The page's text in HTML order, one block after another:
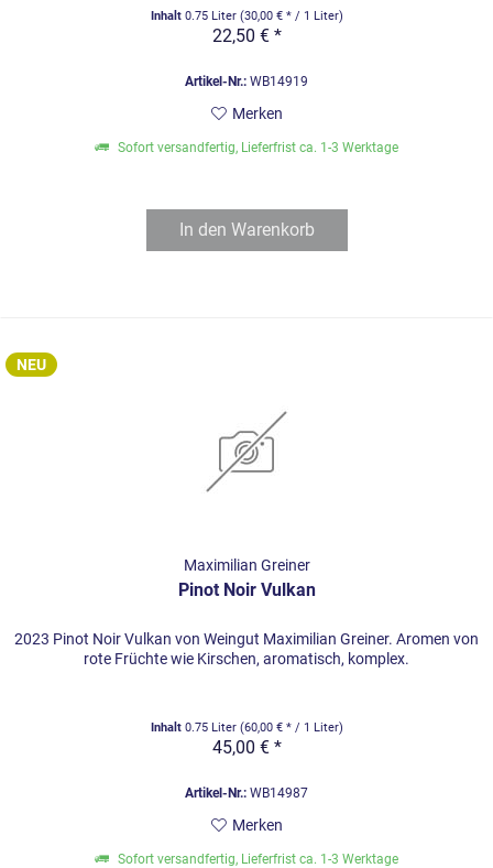
Inhalt 0.75 Liter (30,00 € * / 1 Liter)
22,50 € *
Artikel-Nr.: WB14919
Merken
Sofort versandfertig, Lieferfrist ca. 1-3 Werktage
In den Warenkorb
NEU
Maximilian Greiner
Pinot Noir Vulkan
2023 Pinot Noir Vulkan von Weingut Maximilian Greiner. Aromen von
rote Früchte wie Kirschen, aromatisch, komplex.
Inhalt 0.75 Liter (60,00 € * / 1 Liter)
45,00 € *
Artikel-Nr.: WB14987
Merken
Sofort versandfertig, Lieferfrist ca. 1-3 Werktage